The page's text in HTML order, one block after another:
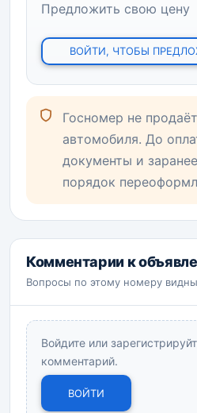
Предложить свою цену
ВОЙТИ, ЧТОБЫ
Госномер не
автомобиля. До
документы и
порядок
Комментарии к
Вопросы по этому номеру
Войдите или
комментарий.
ВОЙТИ